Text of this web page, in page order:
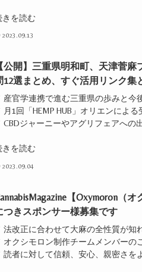
きを読む
2023.09.13
【公開】三重県明和町、天津菅
12選まとめ、すぐ活用リンク集
産官学連携で進む三重県の歩みと今
1回「HEMP HUB」オリエンによる
CBDジャーニーやアグリフェアへの
きを読む
2023.09.04
【Oxymoron（
つきスポンサー様募集です
法改正に合わせて大麻の全性質が知
オクシモロン制作チームメンバーの
読者に対して信頼、安心、親密さを